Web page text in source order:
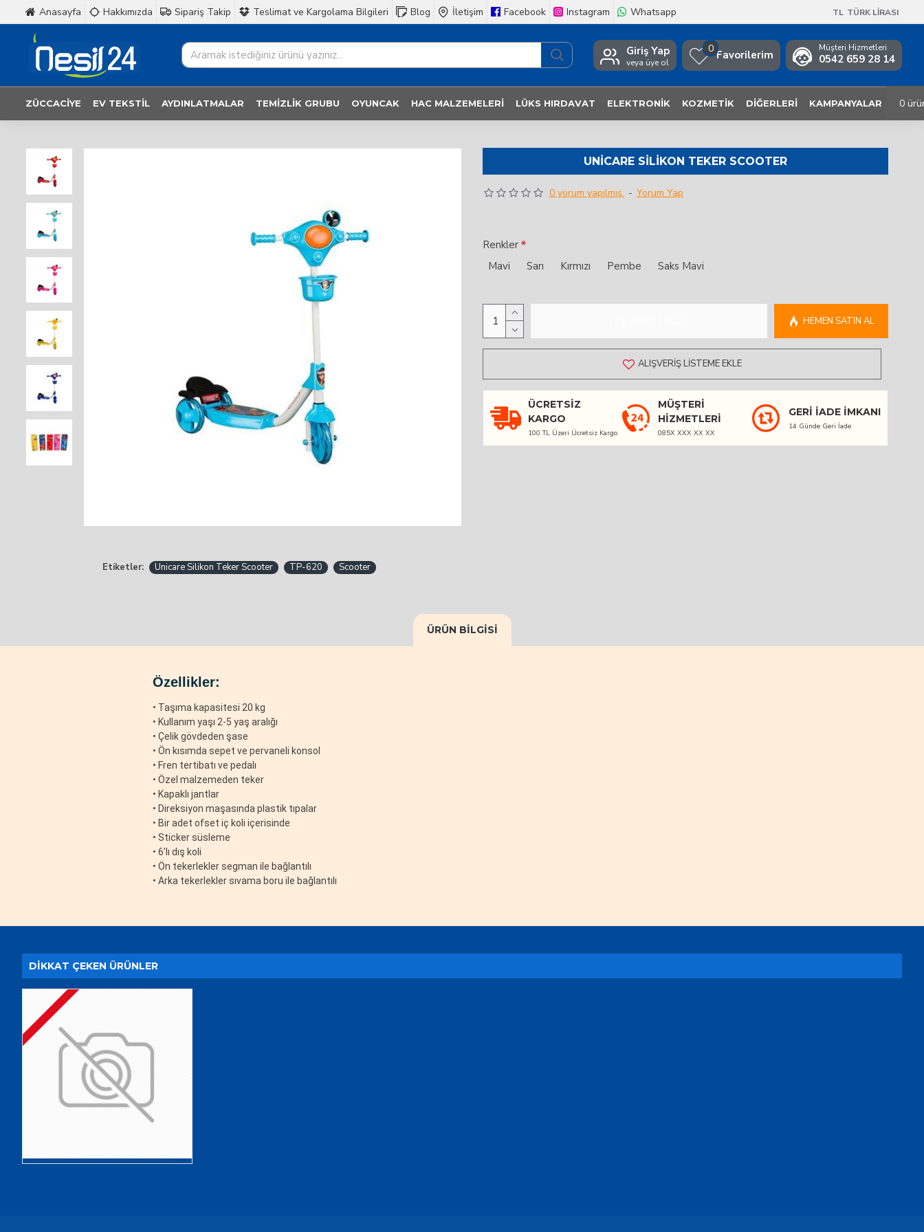
Anasayfa Hakkımızda Sipariş Takip Teslimat ve Kargolama Bilgileri Blog İletişim Facebook Instagram Whatsapp TL TÜRK LIRASI
Giriş Yap
veya üye ol
Favorilerim
0 Müşteri Hizmetleri
0542 659 28 14
ZÜCCACIYE EV TEKSTIL AYDINLATMALAR TEMIZLIK GRUBU OYUNCAK HAC MALZEMELERI LÜKS HIRDAVAT ELEKTRONIK KOZMETIK DIĞERLERI KAMPANYALAR 0
Etiketler: Unicare Silikon Teker Scooter TP-620 Scooter
UNICARE SILIKON TEKER SCOOTER
ÜCRETSIZ
KARGO
100 TL Üzeri Ücretsiz Kargo
MÜŞTERI
HIZMETLERI
085X XXX XX XX
GERI İADE İMKANI
14 Günde Geri İade
0 yorum yapılmış. - Yorum Yap
Renkler
Mavi
Sarı Kırmızı Pembe Saks Mavi
HEMEN SATIN AL
ALIŞVERIŞ LISTEME EKLE
ÜRÜN BILGISI
Özellikler:
• Taşıma kapasitesi 20 kg
• Kullanım yaşı 2-5 yaş aralığı
• Çelik gövdeden şase
• Ön kısımda sepet ve pervaneli konsol
• Fren tertibatı ve pedalı
• Özel malzemeden teker
• Kapaklı jantlar
• Direksiyon maşasında plastik tıpalar
• Bir adet ofset iç koli içerisinde
• Sticker süsleme
• 6’lı dış koli
• Ön tekerlekler segman ile bağlantılı
• Arka tekerlekler sıvama boru ile bağlantılı
DIKKAT ÇEKEN ÜRÜNLER